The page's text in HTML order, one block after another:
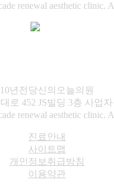
renewal aesthetic clinic.
10년전당신의오늘의원
452 JS빌딩 3층 사업자
renewal aesthetic clinic.
진료안내
사이트맵
개인정보취급방침
이용약관